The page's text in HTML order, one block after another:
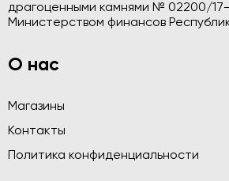
драгоценными камнями № 02200/17-
Министерством финансов
О нас
Магазины
Контакты
Политика конфиденциальности